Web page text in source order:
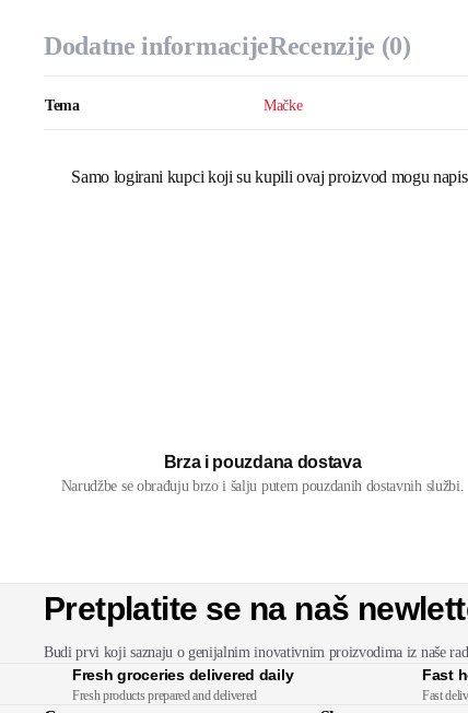
Dodatne informacijeRecenzije (0)
Tema Mačke
Samo logirani kupci koji su kupili ovaj proizvod mogu
Brza i pouzdana dostava
Narudžbe se obrađuju brzo i šalju putem pouzdanih dostavnih službi.
Pretplatite se na naš
Budi prvi koji saznaju o genijalnim inovativnim proizvodima iz naše
Fresh groceries delivered daily
Fresh products prepared and delivered
Fast
Fast